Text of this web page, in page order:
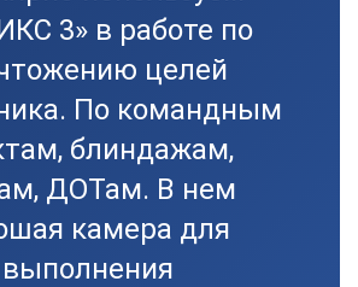
3» в работе по
целей
По командным
блиндажам,
ДОТам. В нем
камера для
выполнения